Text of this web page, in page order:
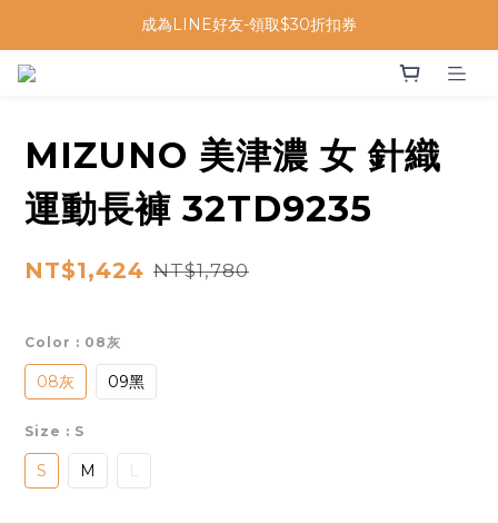
成為LINE好友-領取$30折扣券
MIZUNO 美津濃 女 針織
運動長褲 32TD9235
NT$1,424 NT$1,780
Color : 08灰
08灰 09黑
Size : S
S M L